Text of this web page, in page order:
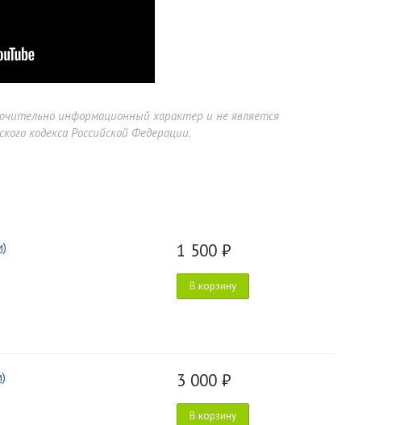
информационный характер и не является
кодекса Российской Федерации.
1 500 ₽
В корзину
3 000 ₽
В корзину